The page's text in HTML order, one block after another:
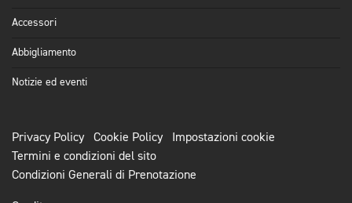
Accessori
Abbigliamento
Notizie ed eventi
Privacy Policy Cookie Policy
Impostazioni cookie
Termini e condizioni del sito
Condizioni Generali di Prenotazione